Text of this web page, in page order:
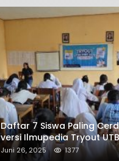
Daftar 7 Siswa Paling
versi Ilmupedia Tryout
Juni 26, 2025 1377